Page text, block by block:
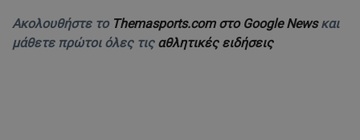
Ακολουθήστε το Themasports.com στο Google Newsκαι
μάθετε πρώτοι όλες τις αθλητικές ειδήσεις